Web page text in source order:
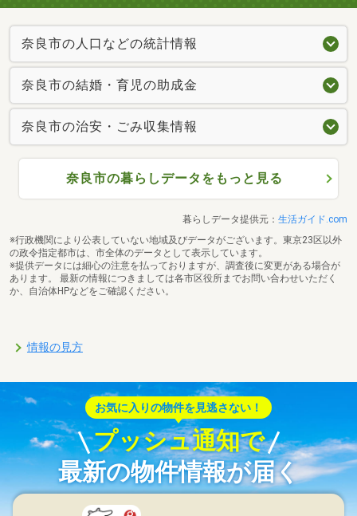
奈良市の人口などの統計情報
奈良市の結婚・育児の助成金
奈良市の治安・ごみ収集情報
奈良市の暮らしデータをもっと見る
暮らしデータ提供元： 生活ガイド.com
※行政機関により公表していない地域及びデータがございます。東京23区以外
の政令指定都市は、市全体のデータとして表示しています。
※提供データには細心の注意を払っておりますが、調査後に変更がある場合が
あります。 最新の情報につきましては各市区役所までお問い合わせいただく
か、自治体HPなどをご確認ください。
情報の見方
お気に入りの物件を見逃さない！
プッシュ通知で
最新の物件情報が届く